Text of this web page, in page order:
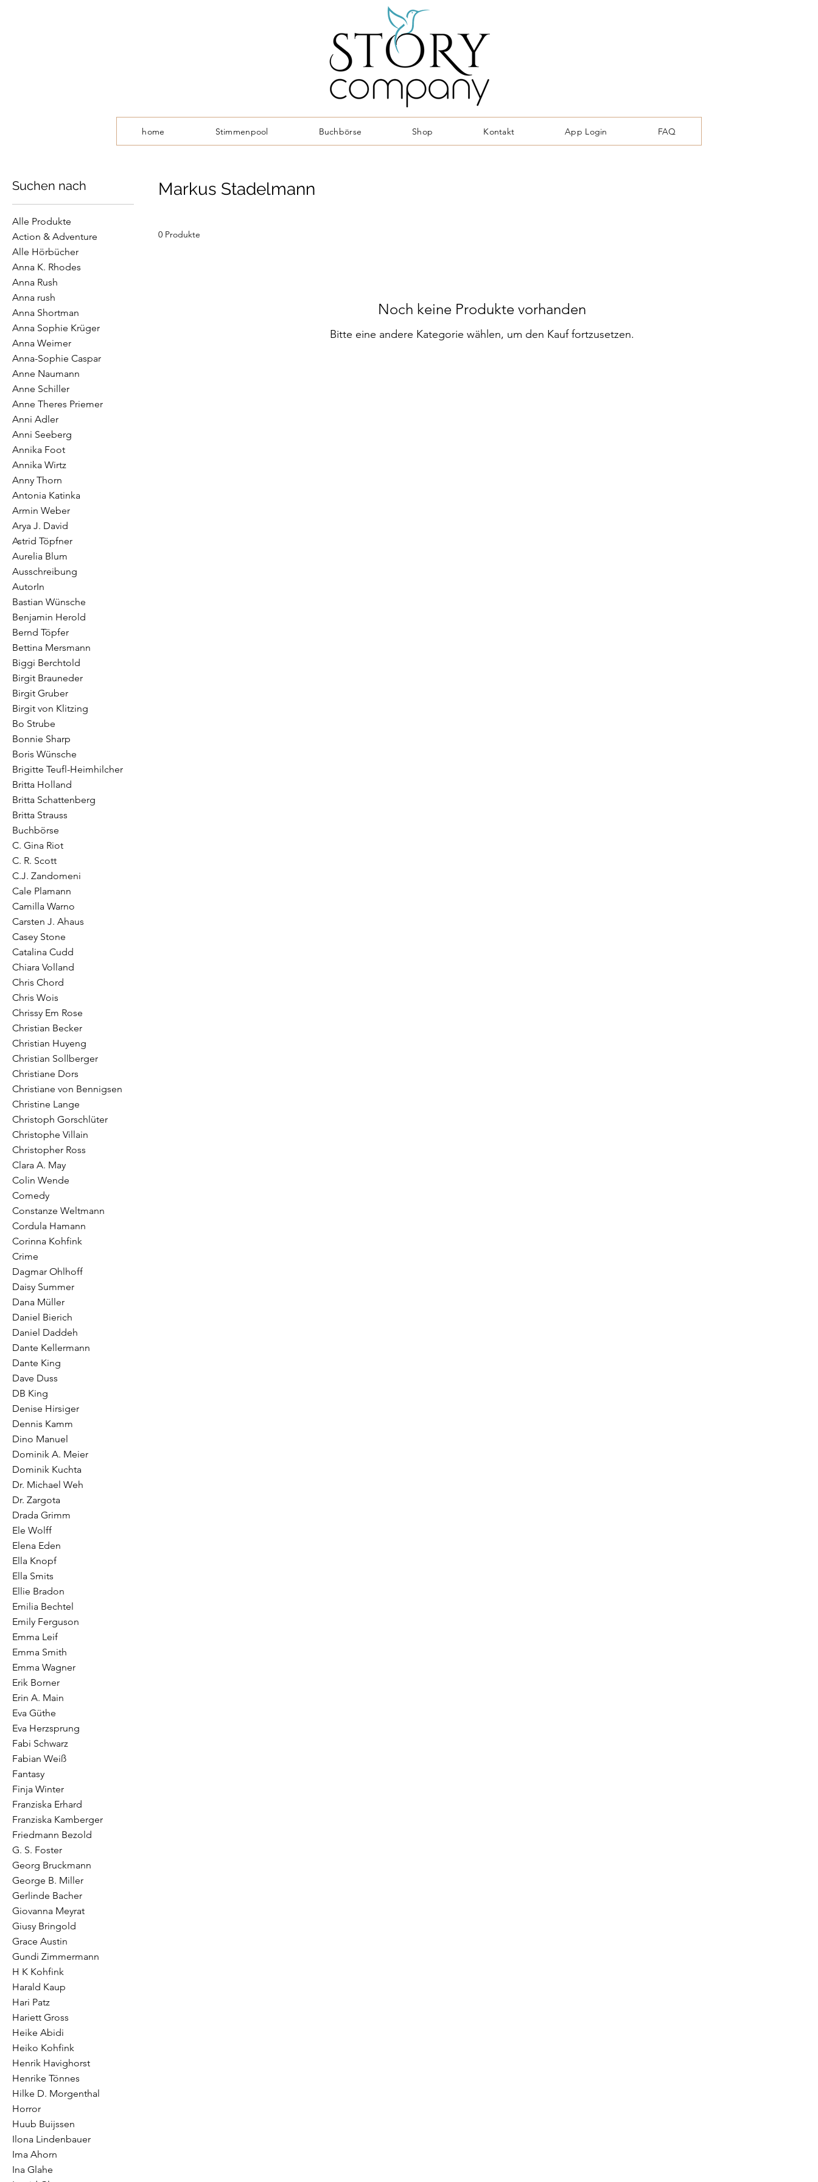
home Stimmenpool Buchbörse Shop Kontakt App Login FAQ
Suchen nach
Alle Produkte
Action & Adventure
Alle Hörbücher
Anna K. Rhodes
Anna Rush
Anna rush
Anna Shortman
Anna Sophie Krüger
Anna Weimer
Anna-Sophie Caspar
Anne Naumann
Anne Schiller
Anne Theres Priemer
Anni Adler
Anni Seeberg
Annika Foot
Annika Wirtz
Anny Thorn
Antonia Katinka
Armin Weber
Arya J. David
Astrid Töpfner
Aurelia Blum
Ausschreibung
AutorIn
Bastian Wünsche
Benjamin Herold
Bernd Töpfer
Bettina Mersmann
Biggi Berchtold
Birgit Brauneder
Birgit Gruber
Birgit von Klitzing
Bo Strube
Bonnie Sharp
Boris Wünsche
Brigitte Teufl-Heimhilcher
Britta Holland
Britta Schattenberg
Britta Strauss
Buchbörse
C. Gina Riot
C. R. Scott
C.J. Zandomeni
Cale Plamann
Camilla Warno
Carsten J. Ahaus
Casey Stone
Catalina Cudd
Chiara Volland
Chris Chord
Chris Wois
Chrissy Em Rose
Christian Becker
Christian Huyeng
Christian Sollberger
Christiane Dors
Christiane von Bennigsen
Christine Lange
Christoph Gorschlüter
Christophe Villain
Christopher Ross
Clara A. May
Colin Wende
Comedy
Constanze Weltmann
Cordula Hamann
Corinna Kohfink
Crime
Dagmar Ohlhoff
Daisy Summer
Dana Müller
Daniel Bierich
Daniel Daddeh
Dante Kellermann
Dante King
Dave Duss
DB King
Denise Hirsiger
Dennis Kamm
Dino Manuel
Dominik A. Meier
Dominik Kuchta
Dr. Michael Weh
Dr. Zargota
Drada Grimm
Ele Wolff
Elena Eden
Ella Knopf
Ella Smits
Ellie Bradon
Emilia Bechtel
Emily Ferguson
Emma Leif
Emma Smith
Emma Wagner
Erik Borner
Erin A. Main
Eva Güthe
Eva Herzsprung
Fabi Schwarz
Fabian Weiß
Fantasy
Finja Winter
Franziska Erhard
Franziska Kamberger
Friedmann Bezold
G. S. Foster
Georg Bruckmann
George B. Miller
Gerlinde Bacher
Giovanna Meyrat
Giusy Bringold
Grace Austin
Gundi Zimmermann
H K Kohfink
Harald Kaup
Hari Patz
Hariett Gross
Heike Abidi
Heiko Kohfink
Henrik Havighorst
Henrike Tönnes
Hilke D. Morgenthal
Horror
Huub Buijssen
Ilona Lindenbauer
Ima Ahorn
Ina Glahe
Markus Stadelmann
0 Produkte
Noch keine Produkte vorhanden
Bitte eine andere Kategorie wählen, um den Kauf fortzusetzen.